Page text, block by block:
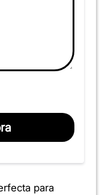
para